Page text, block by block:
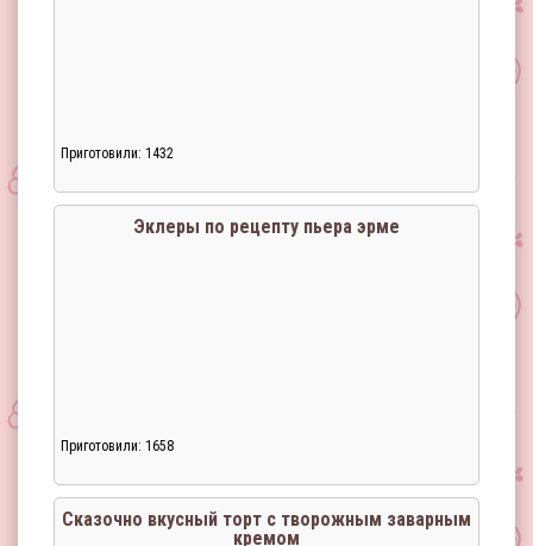
Приготовили: 1432
Эклеры по рецепту пьера эрме
Приготовили: 1658
Сказочно вкусный торт с творожным заварным
кремом